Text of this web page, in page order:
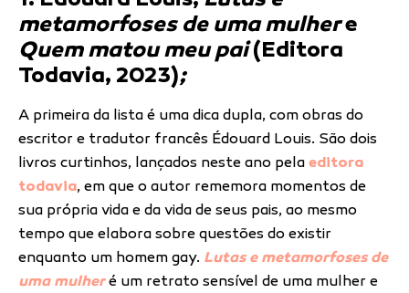
metamorfoses de uma mulhere
Quem matou meu pai(Editora
Todavia, 2023);
A primeira da lista é uma dica dupla, com obras do
escritor e tradutor francês Édouard Louis. São dois
livros curtinhos, lançados neste ano pela editora
todavia, em que o autor rememora momentos de
sua própria vida e da vida de seus pais, ao mesmo
tempo que elabora sobre questões do existir
enquanto um homem gay. Lutas e metamorfoses de
uma mulheré um retrato sensível de uma mulher e